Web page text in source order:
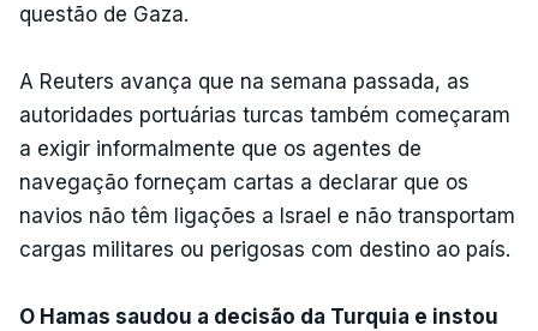
questão de Gaza.
A Reuters avança que na semana passada, as
autoridades portuárias turcas também começaram
a exigir informalmente que os agentes de
navegação forneçam cartas a declarar que os
navios não têm ligações a Israel e não transportam
cargas militares ou perigosas com destino ao país.
O Hamas saudou a decisão da Turquia e instou